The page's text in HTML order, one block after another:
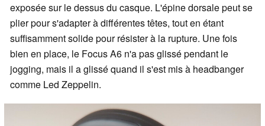
exposée sur le dessus du casque. L'épine dorsale peut se
plier pour s'adapter à différentes têtes, tout en étant
suffisamment solide pour résister à la rupture. Une fois
bien en place, le Focus A6 n'a pas glissé pendant le
jogging, mais il a glissé quand il s'est mis à headbanger
comme Led Zeppelin.